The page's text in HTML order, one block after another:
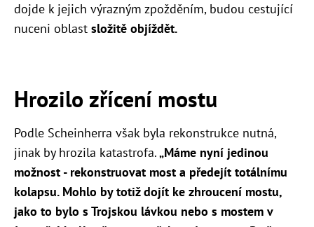
dojde k jejich výrazným zpožděním, budou cestující
nuceni oblast složitě objíždět.
Hrozilo zřícení mostu
Podle Scheinherra však byla rekonstrukce nutná,
jinak by hrozila katastrofa.„Máme nyní jedinou
možnost - rekonstruovat most a předejít totálnímu
kolapsu. Mohlo by totiž dojít ke zhroucení mostu,
jako to bylo s Trojskou lávkou nebo s mostem v